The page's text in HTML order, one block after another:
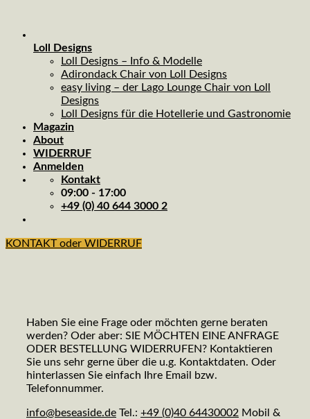
Loll Designs
Loll Designs – Info & Modelle
Adirondack Chair von Loll Designs
easy living – der Lago Lounge Chair von Loll
Designs
Loll Designs für die Hotellerie und Gastronomie
Magazin
About
WIDERRUF
Anmelden
Kontakt
09:00 - 17:00
+49 (0) 40 644 3000 2
KONTAKT oder WIDERRUF
Haben Sie eine Frage oder möchten gerne beraten
werden? Oder aber: SIE MÖCHTEN EINE ANFRAGE
ODER BESTELLUNG WIDERRUFEN? Kontaktieren
Sie uns sehr gerne über die u.g. Kontaktdaten. Oder
hinterlassen Sie einfach Ihre Email bzw.
Telefonnummer.
info@beseaside.de Tel.: +49 (0)40 64430002 Mobil &